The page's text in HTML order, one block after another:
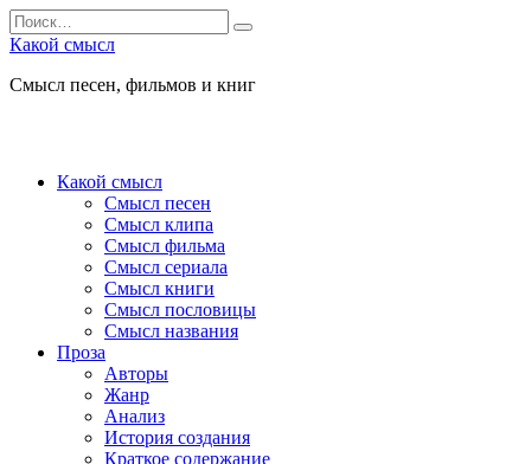
Перейти
к
Search
for:
Какой смысл
Смысл песен, фильмов и книг
Какой смысл
Смысл песен
Смысл клипа
Смысл фильма
Смысл сериала
Смысл книги
Смысл пословицы
Смысл названия
Проза
Авторы
Жанр
Анализ
История создания
Краткое содержание